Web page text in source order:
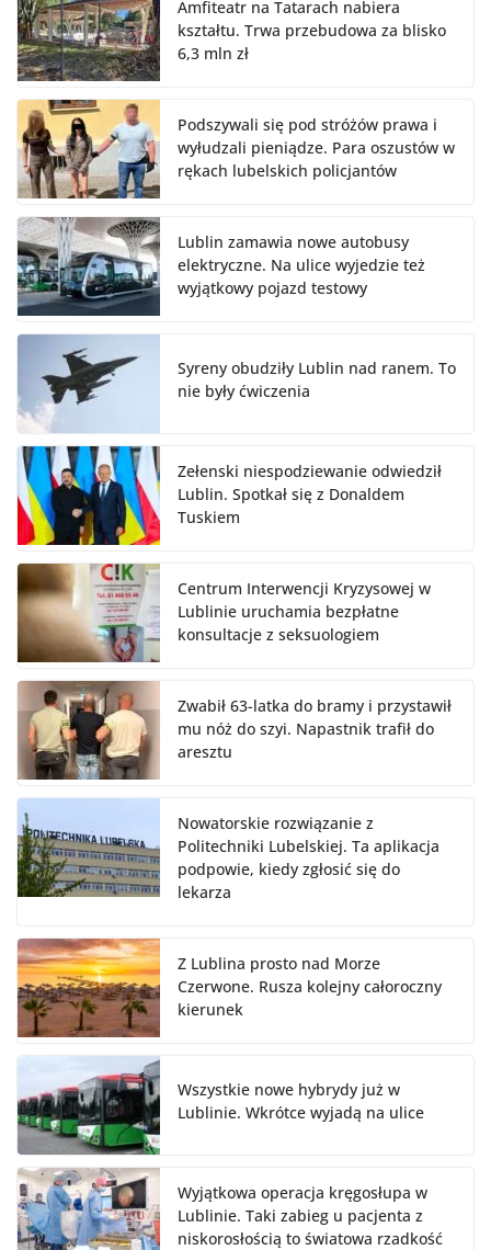
Amfiteatr na Tatarach nabiera
kształtu. Trwa przebudowa za blisko
6,3 mln zł
Podszywali się pod stróżów prawa i
wyłudzali pieniądze. Para oszustów w
rękach lubelskich policjantów
Lublin zamawia nowe autobusy
elektryczne. Na ulice wyjedzie też
wyjątkowy pojazd testowy
Syreny obudziły Lublin nad ranem. To
nie były ćwiczenia
Zełenski niespodziewanie odwiedził
Lublin. Spotkał się z Donaldem
Tuskiem
Centrum Interwencji Kryzysowej w
Lublinie uruchamia bezpłatne
konsultacje z seksuologiem
Zwabił 63-latka do bramy i przystawił
mu nóż do szyi. Napastnik trafił do
aresztu
Nowatorskie rozwiązanie z
Politechniki Lubelskiej. Ta aplikacja
podpowie, kiedy zgłosić się do
lekarza
Z Lublina prosto nad Morze
Czerwone. Rusza kolejny całoroczny
kierunek
Wszystkie nowe hybrydy już w
Lublinie. Wkrótce wyjadą na ulice
Wyjątkowa operacja kręgosłupa w
Lublinie. Taki zabieg u pacjenta z
niskorosłością to światowa rzadkość